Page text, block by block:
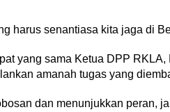
harus senantiasa kita jaga di
yang sama Ketua DPP
amanah tugas yang
dan menunjukkan peran,